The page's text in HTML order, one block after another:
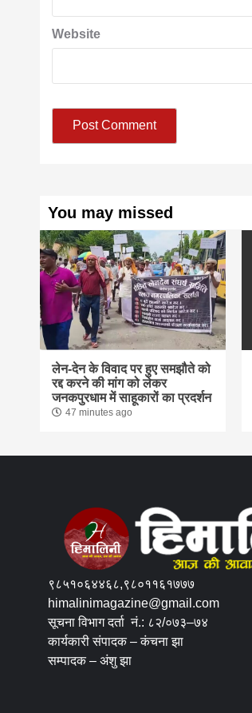
Website
You may missed
लेन-देन के विवाद पर हुए समझौते को
रद्द करने की मांग को लेकर
जनकपुरधाम में साहूकारों का प्रदर्शन
47 minutes ago
९८५१०६४४६८,९८०११६१७७७
himalinimagazine@gmail.com
सूचना विभाग दर्ता नं.: ८२/०७३–७४
कार्यकारी संपादक – कंचना झा
सम्पादक – अंशु झा